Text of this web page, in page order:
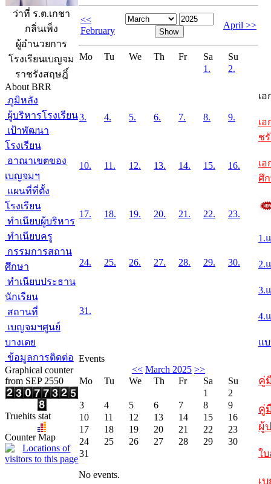
ว่าที่ ร.ต.เกชา
กลิ่นเพ็ง
ผู้อำนวยการ
โรงเรียนเบญจม
ราชรังสฤษฎิ์
About BRR
ภูมิหลัง
ผู้บริหารโรงเรียน
เป้าพัฒนา
โรงเรียน
อาณาเขตของ
เบญจมฯ
แผนที่ที่ตั้ง
โรงเรียน
ทำเนียบผู้บริหาร
ทำเนียบครู
กรรมการสถาน
ศึกษา
ทำเนียบประธาน
นักเรียน
สถานที่
เบญจมฯศูนย์
บางเตย
ข้อมูลการติดต่อ
Graphical counter
from SEP 2550
Truehits stat
Counter Map
<<
February
April >>
Mo Tu We Th Fr Sa
Su
1.
2.
3. 4. 5. 6. 7. 8. 9.
10. 11. 12. 13. 14. 15. 16.
17. 18. 19. 20. 21. 22. 23.
24. 25. 26. 27. 28. 29. 30.
31.
Events
<< March 2025 >>
Mo
Tu We Th Fr Sa
Su
1
2
3
4 5 6 7 8
9
10
11 12 13 14 15
16
17
18 19 20 21 22
23
24
25 26 27 28 29
30
31
No events.
เ
เ
ช
เ
ศึ
1.
2.
3.
4.
แ
คู่
คู่
ผู้
ใ
เ